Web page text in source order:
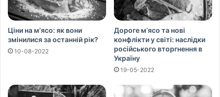
Ціни на м’ясо: як вони
змінилися за останній рік?
10-08-2022
Дороге м’ясо та нові
конфлікти у світі: наслідки
російського вторгнення в
Україну
19-05-2022